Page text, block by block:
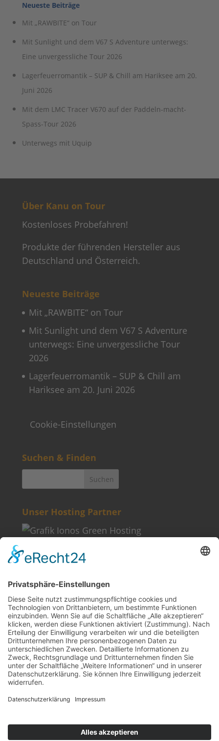
Neueste Beiträge
Mit „RAWBITE“ on Tour
Mit Sunlight und dem V67 S Adventure unterwegs:
Eine unvergessliche Tour 2026
Lagerfeuerromantik – SUP & Chill am Hariksee am 20.
Juni 2026
Mit dem LMC Tracer V670 auf der Paddeln-macht-
Spass-Tour 2026
Unterwegs mit Uquip
Über Kanu on Tour
Kostenloses Probefahren!
Produkte der führenden Hersteller aus
Deutschland und Österreich.
Neueste Beiträge
Mit „RAWBITE“ on Tour
Mit Sunlight und dem V67 S Adventure
unterwegs: Eine unvergessliche Tour
2026
Lagerfeuerromantik – SUP & Chill am
Hariksee am 20. Juni 2026
Cookie-Einstellungen
Suchen & Finden
Unser Hosting Partner
Weitere Informationen
Kontakt
Newsletter
FAQ
Schlagworte
Datenschutz
Impressum